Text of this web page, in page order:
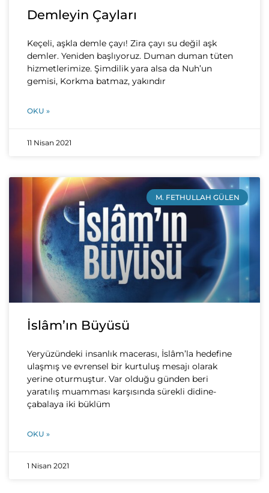
Demleyin Çayları
Keçeli, aşkla demle çayı! Zira çayı su değil aşk
demler. Yeniden başlıyoruz. Duman duman tüten
hizmetlerimize. Şimdilik yara alsa da Nuh’un
gemisi, Korkma batmaz, yakındır
OKU »
11 Nisan 2021
M. FETHULLAH GÜLEN
İslâm’ın Büyüsü
Yeryüzündeki insanlık macerası, İslâm’la hedefine
ulaşmış ve evrensel bir kurtuluş mesajı olarak
yerine oturmuştur. Var olduğu günden beri
yaratılış muamması karşısında sürekli didine-
çabalaya iki büklüm
OKU »
1 Nisan 2021